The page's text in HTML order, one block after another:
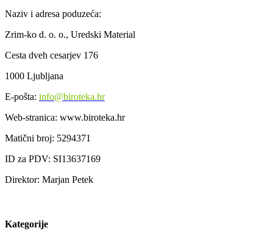
Naziv i adresa poduzeća:
Zrim-ko d. o. o., Uredski Material
Cesta dveh cesarjev 176
1000 Ljubljana
E-pošta: info@biroteka.hr
Web-stranica: www.biroteka.hr
Matični broj: 5294371
ID za PDV: SI13637169
Direktor: Marjan Petek
Kategorije